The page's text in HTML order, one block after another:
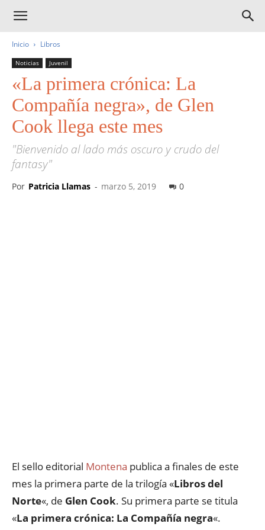
Inicio Libros
Noticias Juvenil
«La primera crónica: La
Compañía negra», de Glen
Cook llega este mes
"Bienvenido al lado más oscuro y crudo del
fantasy"
Por Patricia Llamas - marzo 5, 2019 0
El sello editorial Montena publica a finales de este
mes la primera parte de la trilogía «Libros del
Norte«, de Glen Cook. Su primera parte se titula
«La primera crónica: La Compañía negra«.